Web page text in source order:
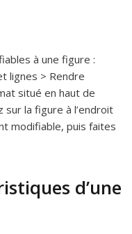
à une figure :
lignes > Rendre
situé en haut de
sur la figure à l’endroit
modifiable, puis faites
d’une